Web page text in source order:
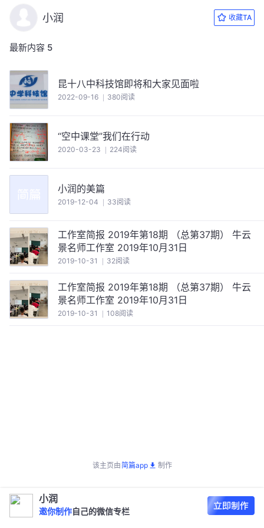
小润 收藏TA
最新内容 5
昆十八中科技馆即将和大家见面啦
2022-09-16 380阅读
“空中课堂”我们在行动
2020-03-23 224阅读
小润的美篇
2019-12-04 33阅读
工作室简报 2019年第18期 （总第37期） 牛云
景名师工作室 2019年10月31日
2019-10-31 32阅读
工作室简报 2019年第18期 （总第37期） 牛云
景名师工作室 2019年10月31日
2019-10-31 108阅读
该主页由简篇app 制作
小润
邀你制作 自己的微信专栏